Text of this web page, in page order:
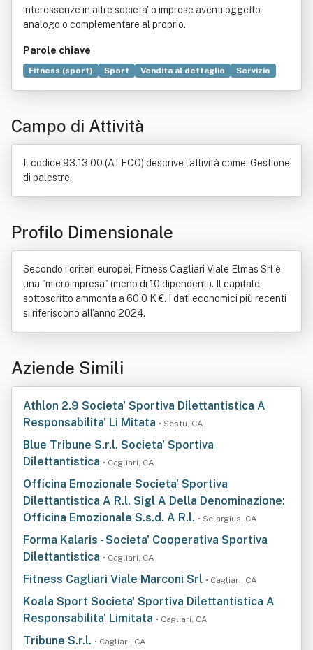
interessenze in altre societa' o imprese aventi oggetto
analogo o complementare al proprio.
Parole chiave
Fitness (sport) Sport Vendita al dettaglio
Servizio
Campo di Attività
Il codice 93.13.00 (ATECO) descrive l'attività come: Gestione
di palestre.
Profilo Dimensionale
Secondo i criteri europei, Fitness Cagliari Viale Elmas Srl è
una "microimpresa" (meno di 10 dipendenti). Il capitale
sottoscritto ammonta a 60.0 K €. I dati economici più recenti
si riferiscono all'anno 2024.
Aziende Simili
Athlon 2.9 Societa' Sportiva Dilettantistica A
Responsabilita' Li Mitata • Sestu, CA
Blue Tribune S.r.l. Societa' Sportiva
Dilettantistica • Cagliari, CA
Officina Emozionale Societa' Sportiva
Dilettantistica A R.l. Sigl A Della Denominazione:
Officina Emozionale S.s.d. A R.l. • Selargius, CA
Forma Kalaris - Societa' Cooperativa Sportiva
Dilettantistica • Cagliari, CA
Fitness Cagliari Viale Marconi Srl • Cagliari, CA
Koala Sport Societa' Sportiva Dilettantistica A
Responsabilita' Limitata • Cagliari, CA
Tribune S.r.l. • Cagliari, CA